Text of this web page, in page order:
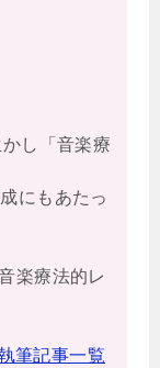
し「音楽療
にもあたっ
楽療法的レ
筆記事一覧